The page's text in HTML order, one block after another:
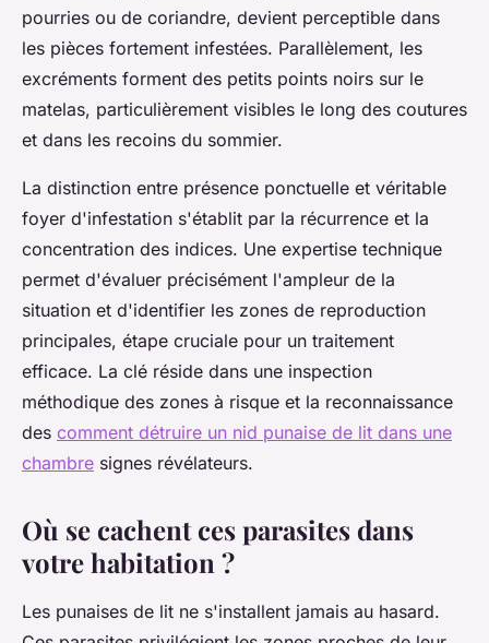
pourries ou de coriandre, devient perceptible dans
les pièces fortement infestées. Parallèlement, les
excréments forment des petits points noirs sur le
matelas, particulièrement visibles le long des coutures
et dans les recoins du sommier.
La distinction entre présence ponctuelle et véritable
foyer d'infestation s'établit par la récurrence et la
concentration des indices. Une expertise technique
permet d'évaluer précisément l'ampleur de la
situation et d'identifier les zones de reproduction
principales, étape cruciale pour un traitement
efficace. La clé réside dans une inspection
méthodique des zones à risque et la reconnaissance
des comment détruire un nid punaise de lit dans une
chambre signes révélateurs.
Où se cachent ces parasites dans
votre habitation ?
Les punaises de lit ne s'installent jamais au hasard.